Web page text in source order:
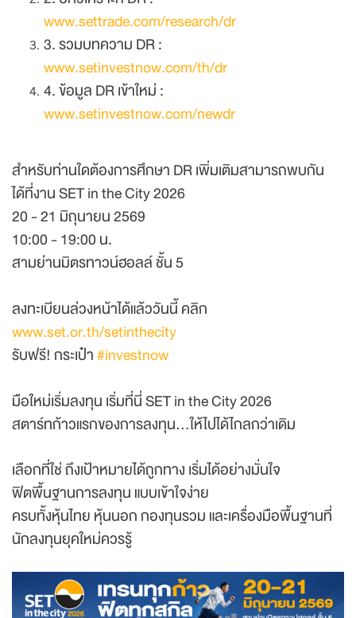
www.settrade.com/research/dr
3. รวมบทความ DR :
www.setinvestnow.com/th/dr
4. ข้อมูล DR เข้าใหม่ :
www.setinvestnow.com/newdr
สำหรับท่านใดต้องการศึกษา DR เพิ่มเติมสามารถพบกัน
ได้ที่งาน SET in the City 2026
20 - 21 มิถุนายน 2569
10:00 - 19:00 น.
สามย่านมิตรทาวน์ฮอลล์ ชั้น 5
ลงทะเบียนล่วงหน้าได้แล้ววันนี้ คลิก
www.set.or.th/setinthecity
รับฟรี! กระเป๋า#investnow
มือใหม่เริ่มลงทุน เริ่มที่นี่ SET in the City 2026
สตาร์ทก้าวแรกของการลงทุน…ให้ไปได้ไกลกว่าเดิม
เลือกที่ใช่ ถึงเป้าหมายได้ถูกทาง เริ่มได้อย่างมั่นใจ
ฟิตพื้นฐานการลงทุน แบบเข้าใจง่าย
ครบทั้งหุ้นไทย หุ้นนอก กองทุนรวม และเครื่องมือพื้นฐานที่
นักลงทุนยุคใหม่ควรรู้